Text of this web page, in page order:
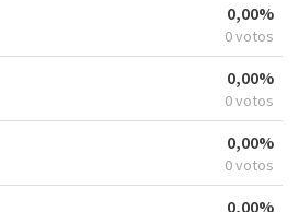
0,00%
0 votos
0,00%
0 votos
0,00%
0 votos
0,00%